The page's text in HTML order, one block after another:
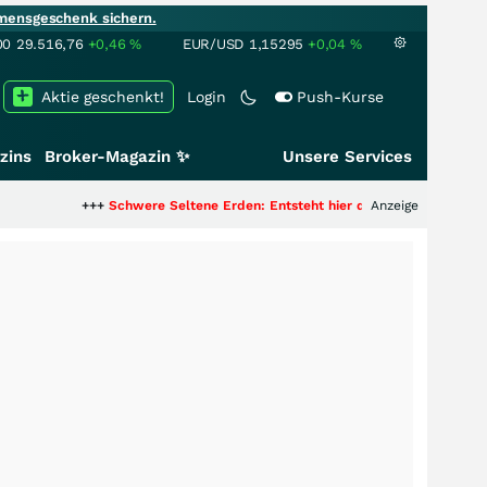
sichern.
29.516,76 +0,46% EUR/USD 1,15295 +0,04 %
Login Push-Kurse
Aktie geschenkt!
Broker-Magazin ✨ Unsere Services
Schwere Seltene Erden: Entsteht hier die nächste Milliardenstory?
Anzeige